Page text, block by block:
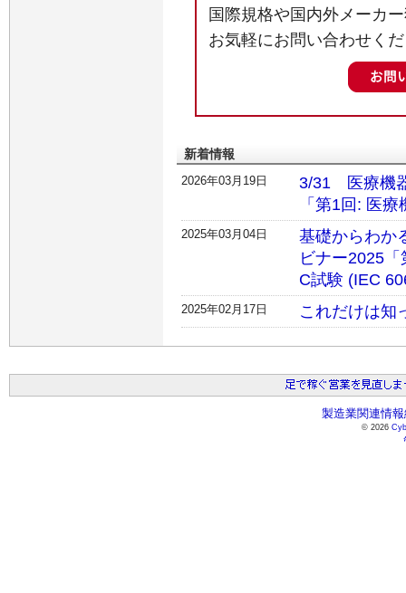
国際規格や国内外メーカ
お気軽にお問い合わせく
新着情報
2026年03月19日
3/31 医療機
「第1回: 医
2025年03月04日
基礎からわか
ビナー2025
C試験 (IEC
2025年02月17日 これだけは知
製造業関連情
© 2026